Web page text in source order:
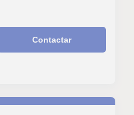
Contactar